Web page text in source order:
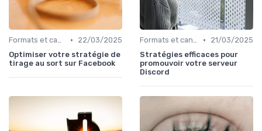
Formats et canaux de diffusion •
22/03/2025
Optimiser votre stratégie de
tirage au sort sur Facebook
Formats et canaux de diffusion •
21/03/2025
Stratégies efficaces pour
promouvoir votre serveur
Discord